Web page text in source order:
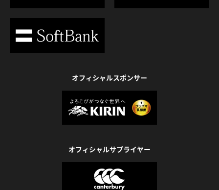
オフィシャルスポンサー
オフィシャルサプライヤー